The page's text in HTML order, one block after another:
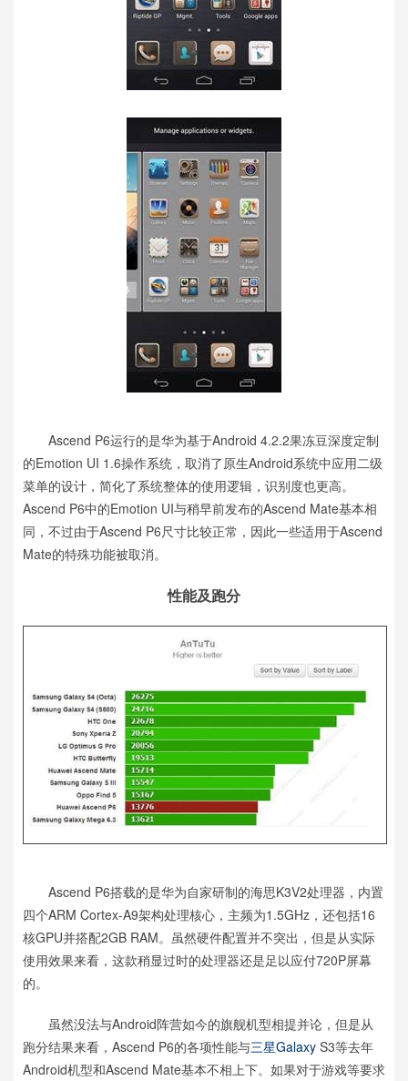
Ascend P6运行的是华为基于Android 4.2.2果冻豆深度定制
的Emotion UI 1.6操作系统，取消了原生Android系统中应用二级
菜单的设计，简化了系统整体的使用逻辑，识别度也更高。
Ascend P6中的Emotion UI与稍早前发布的Ascend Mate基本相
同，不过由于Ascend P6尺寸比较正常，因此一些适用于Ascend
Mate的特殊功能被取消。
性能及跑分
Ascend P6搭载的是华为自家研制的海思K3V2处理器，内置
四个ARM Cortex-A9架构处理核心，主频为1.5GHz，还包括16
核GPU并搭配2GB RAM。虽然硬件配置并不突出，但是从实际
使用效果来看，这款稍显过时的处理器还是足以应付720P屏幕
的。
虽然没法与Android阵营如今的旗舰机型相提并论，但是从
跑分结果来看，Ascend P6的各项性能与三星Galaxy S3等去年
Android机型和Ascend Mate基本不相上下。如果对于游戏等要求